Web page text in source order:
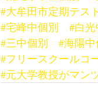
#大牟田市定期テス
#宅峰中個別
#白
#三中個別
#海陽
#フリースクールコ
#元大学教授がマン